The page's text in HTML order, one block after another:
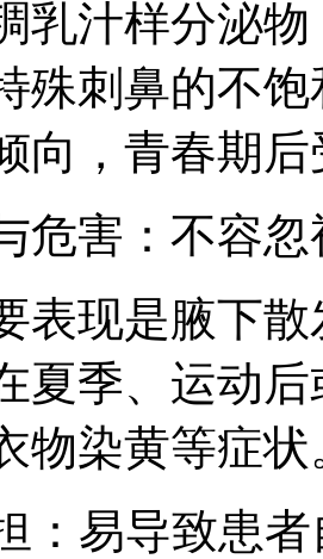
乳汁样分泌
殊刺鼻的不
向，青春期
危害：不容
表现是腋下
夏季、运动
物染黄等症
：易导致患